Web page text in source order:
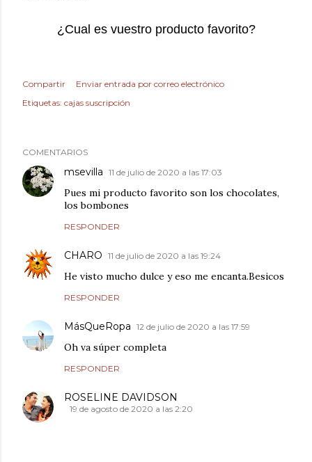
¿Cual es vuestro producto favorito?
Compartir
Enviar entrada por correo electrónico
Etiquetas: cajas suscripción
COMENTARIOS
msevilla 11 de julio de 2020 a las 17:03
Pues mi producto favorito son los chocolates,
los bombones
RESPONDER
CHARO 11 de julio de 2020 a las 19:24
He visto mucho dulce y eso me encanta.Besicos
RESPONDER
MásQueRopa 12 de julio de 2020 a las 17:59
Oh va súper completa
RESPONDER
ROSELINE DAVIDSON
19 de agosto de 2020 a las 2:20